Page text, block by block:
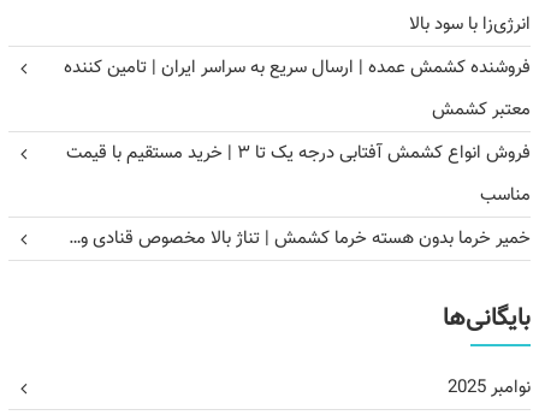
انرژی‌زا با سود بالا
فروشنده کشمش عمده | ارسال سریع به سراسر ایران | تامین کننده
معتبر کشمش
فروش انواع کشمش آفتابی درجه یک تا ۳ | خرید مستقیم با قیمت
مناسب
خمیر خرما بدون هسته خرما کشمش | تناژ بالا مخصوص قنادی و…
بایگانی‌ها
نوامبر 2025